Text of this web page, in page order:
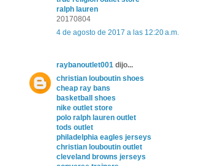
ralph lauren
20170804
4 de agosto de 2017 a las 12:20 a.m.
raybanoutlet001 dijo...
christian louboutin shoes
cheap ray bans
basketball shoes
nike outlet store
polo ralph lauren outlet
tods outlet
philadelphia eagles jerseys
christian louboutin outlet
cleveland browns jerseys